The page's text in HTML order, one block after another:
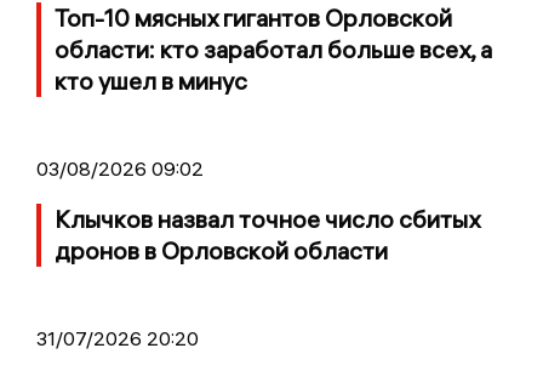
Топ-10 мясных гигантов Орловской
области: кто заработал больше всех, а
кто ушел в минус
03/08/2026 09:02
Клычков назвал точное число сбитых
дронов в Орловской области
31/07/2026 20:20